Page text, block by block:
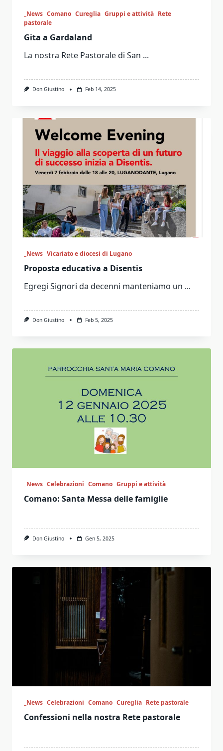
_News Comano Cureglia Gruppi e attività Rete
pastorale
Gita a Gardaland
La nostra Rete Pastorale di San ...
Don Giustino Feb 14, 2025
_News Vicariato e diocesi di Lugano
Proposta educativa a Disentis
Egregi Signori da decenni manteniamo un ...
Don Giustino Feb 5, 2025
_News Celebrazioni Comano Gruppi e attività
Comano: Santa Messa delle famiglie
Don Giustino Gen 5, 2025
_News Celebrazioni Comano Cureglia Rete pastorale
Confessioni nella nostra Rete pastorale